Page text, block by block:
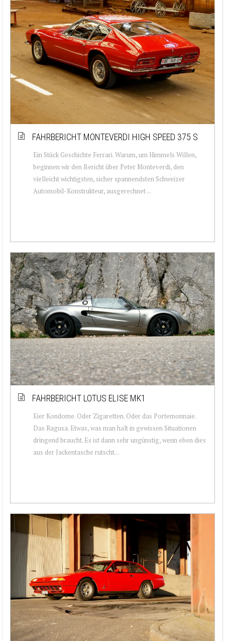
FAHRBERICHT MONTEVERDI HIGH SPEED 375 S
Ein Stück Geschichte Ferrari. Warum, um Himmels Willen,
beginnen wir den Bericht über Peter Monteverdi, den
vielleicht wichtigsten, sicher spannendsten Schweizer
Automobil-Konstrukteur, ausgerechnet ...
FAHRBERICHT LOTUS ELISE MK1
Eier Kondome. Oder Zigaretten. Oder das Portemonnaie.
Das Ragusa. Etwas, was man halt in gewissen Situationen
dringend braucht. Es ist dann sehr ungünstig, wenn eben dies
aus der Jackentasche rutscht...